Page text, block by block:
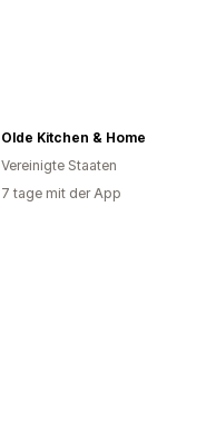
Olde Kitchen & Home
Vereinigte Staaten
7 tage mit der App